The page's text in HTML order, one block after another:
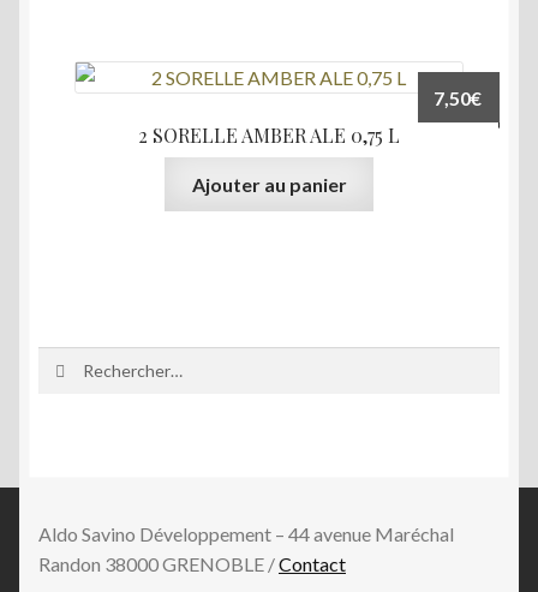
2 SORELLE AMBER ALE 0,75 L
7,50€
Ajouter au panier
Aldo Savino Développement – 44 avenue Maréchal
Randon 38000 GRENOBLE /Contact